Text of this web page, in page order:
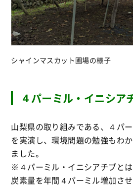
シャインマスカット圃場の様子
４パーミル・イニシア
山梨県の取り組みである、４パ
を実演し、環境問題の勉強もわ
ました。
※４パーミル・イニシアチブと
炭素量を年間４パーミル増加さ